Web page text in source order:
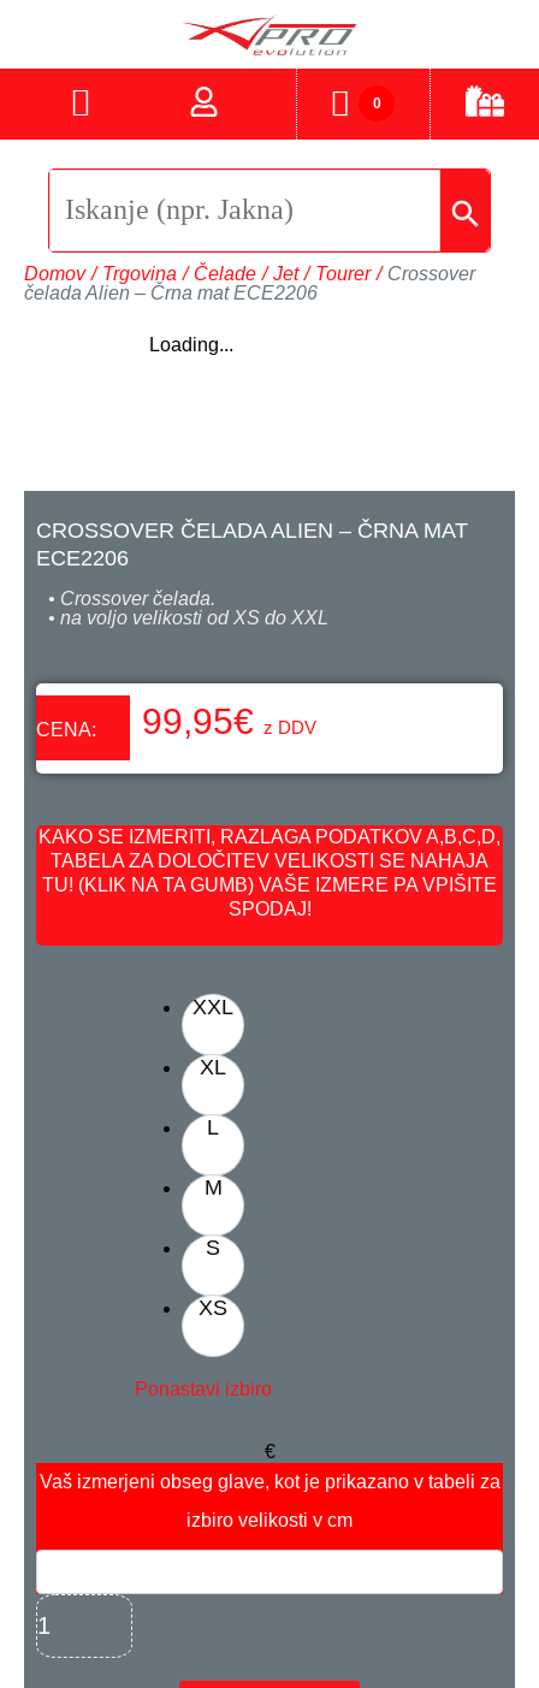
0
Domov / Trgovina / Čelade / Jet / Tourer / Crossover
čelada Alien – Črna mat ECE2206
Loading...
CROSSOVER ČELADA ALIEN – ČRNA MAT
ECE2206
• Crossover čelada.
• na voljo velikosti od XS do XXL
CENA: 99,95€ z DDV
KAKO SE IZMERITI, RAZLAGA PODATKOV A,B,C,D,
TABELA ZA DOLOČITEV VELIKOSTI SE NAHAJA
TU! (KLIK NA TA GUMB) VAŠE IZMERE PA VPIŠITE
SPODAJ!
XXL
XL
L
M
S
XS
Ponastavi izbiro
€
Vaš izmerjeni obseg glave, kot je prikazano v tabeli za
izbiro velikosti v cm